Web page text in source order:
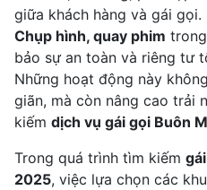
giữa khách hàng và gái gọi.
Chụp hình, quay phim
bảo sự an toàn và riêng tư
Những hoạt động này
giãn, mà còn nâng cao trải
kiếm dịch vụ gái gọi Buôn
Trong quá trình tìm kiếm
2025, việc lựa chọn các